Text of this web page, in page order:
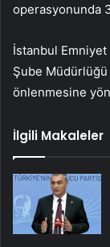
operasyonunda
İstanbul Emniyet
Şube
önlenmesine
İlgili Makaleler